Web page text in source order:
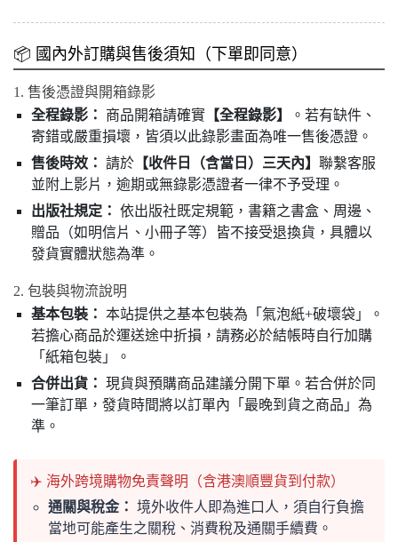
📦 國內外訂購與售後須知（下單即同意）
1. 售後憑證與開箱錄影
全程錄影：
商品開箱請確實 【全程錄影】
。若有缺件、
寄錯或嚴重損壞，皆須以此錄影畫面為唯一售後憑證。
售後時效： 請於 【收件日（含當日）三天內】 聯繫客服
並附上影片，逾期或無錄影憑證者一律不予受理。
出版社規定： 依出版社既定規範，書籍之書盒、周邊、
贈品（如明信片、小冊子等）皆不接受退換貨，具體以
發貨實體狀態為準。
2. 包裝與物流說明
基本包裝： 本站提供之基本包裝為「氣泡紙+破壞袋」。
若擔心商品於運送途中折損，請務必於結帳時自行加購
「紙箱包裝」。
合併出貨： 現貨與預購商品建議分開下單。若合併於同
一筆訂單，發貨時間將以訂單內「最晚到貨之商品」為
準。
✈️ 海外跨境購物免責聲明（含港澳順豐貨到付款）
通關與稅金： 境外收件人即為進口人，須自行負擔
當地可能產生之關稅、消費稅及通關手續費。